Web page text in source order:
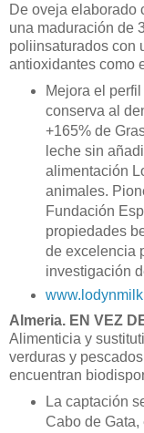
De oveja elaborado
una maduración de
poliinsaturados con
antioxidantes como
Mejora el
conserva al
+165% de
leche sin
alimentación
animales.
Fundación
propiedades
de excelencia
investigación
Almeria. EN VEZ
Alimenticia y
verduras y
encuentran
La captación
Cabo de Gata,